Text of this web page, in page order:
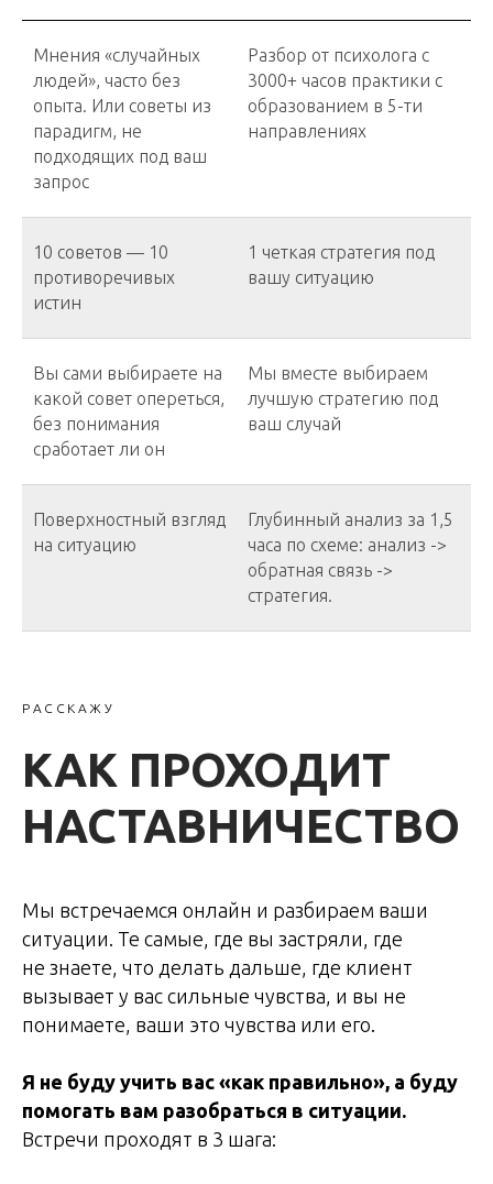
Мнения «случайных
людей», часто без
опыта. Или советы из
парадигм, не
подходящих под ваш
запрос
Разбор от психолога с
3000+ часов практики с
образованием в 5-ти
направлениях
10 советов — 10
противоречивых
истин
1 четкая стратегия под
вашу ситуацию
Вы сами выбираете на
какой совет опереться,
без понимания
сработает ли он
Мы вместе выбираем
лучшую стратегию под
ваш случай
Поверхностный взгляд
на ситуацию
Глубинный анализ за 1,5
часа по схеме: анализ ->
обратная связь ->
стратегия.
РАССКАЖУ
КАК ПРОХОДИТ
НАСТАВНИЧЕСТВО
Мы встречаемся онлайн и разбираем ваши
ситуации. Те самые, где вы застряли, где
не знаете, что делать дальше, где клиент
вызывает у вас сильные чувства, и вы не
понимаете, ваши это чувства или его.
Я не буду учить вас «как правильно», а буду
помогать вам разобраться в ситуации.
Встречи проходят в 3 шага: